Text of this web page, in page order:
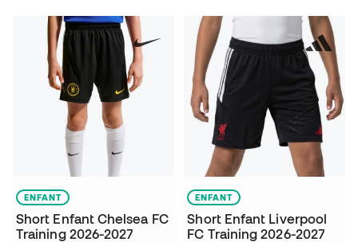
ENFANT
Short Enfant Chelsea FC
Training 2026-2027
ENFANT
Short Enfant Liverpool
FC Training 2026-2027